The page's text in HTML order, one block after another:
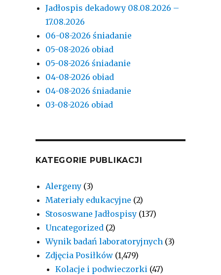
Jadłospis dekadowy 08.08.2026 –
17.08.2026
06-08-2026 śniadanie
05-08-2026 obiad
05-08-2026 śniadanie
04-08-2026 obiad
04-08-2026 śniadanie
03-08-2026 obiad
KATEGORIE PUBLIKACJI
Alergeny (3)
Materiały edukacyjne (2)
Stososwane Jadłospisy (137)
Uncategorized (2)
Wynik badań laboratoryjnych (3)
Zdjęcia Posiłków (1,479)
Kolacje i podwieczorki (47)